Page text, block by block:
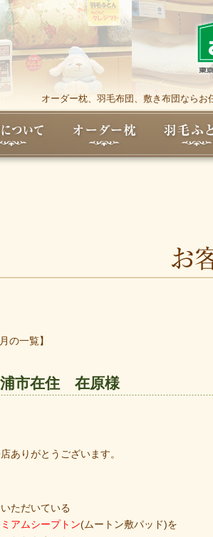
オーダー枕、羽毛布団、敷き布団なら
の一覧】
市在住 在原様
ありがとうございます。
いただいている
アムシープトン(ムートン敷パッド)を